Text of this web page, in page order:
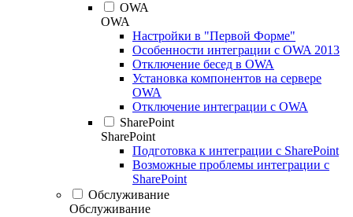
OWA
OWA
Настройки в "Первой Форме"
Особенности интеграции с OWA 2013
Отключение бесед в OWA
Установка компонентов на сервере
OWA
Отключение интеграции с OWA
SharePoint
SharePoint
Подготовка к интеграции с SharePoint
Возможные проблемы интеграции с
SharePoint
Обслуживание
Обслуживание